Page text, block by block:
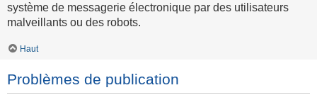
système de messagerie électronique par des utilisateurs
malveillants ou des robots.
Haut
Problèmes de publication